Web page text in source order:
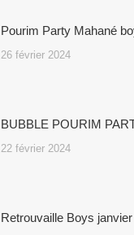
Pourim Party Mahané
26 février 2024
BUBBLE POURIM
22 février 2024
Retrouvaille Boys